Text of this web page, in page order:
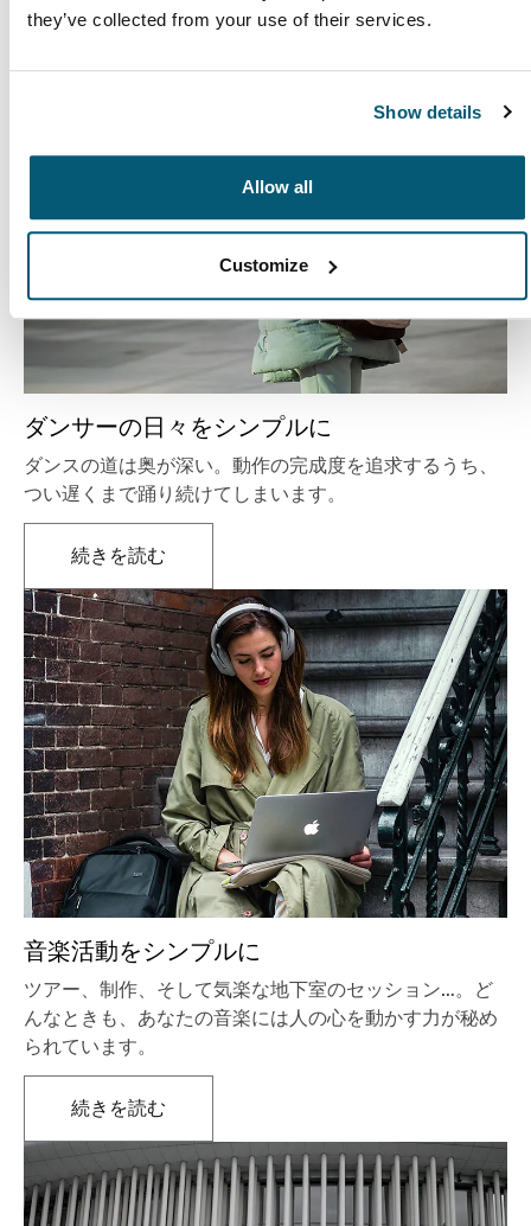
they’ve collected from your use of their services.
Show details
Allow all
Customize
続きを読む
ダンサーの日々をシンプルに
ダンスの道は奥が深い。動作の完成度を追求するうち、
つい遅くまで踊り続けてしまいます。
続きを読む新しいタブで開きます
音楽活動をシンプルに
ツアー、制作、そして気楽な地下室のセッション…。ど
んなときも、あなたの音楽には人の心を動かす力が秘め
られています。
続きを読む新しいタブで開きます